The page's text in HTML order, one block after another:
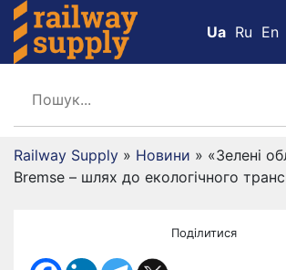
Ua Ru En
Railway Supply » Новини » «Зелені
Bremse – шлях до екологічного
Поділитися